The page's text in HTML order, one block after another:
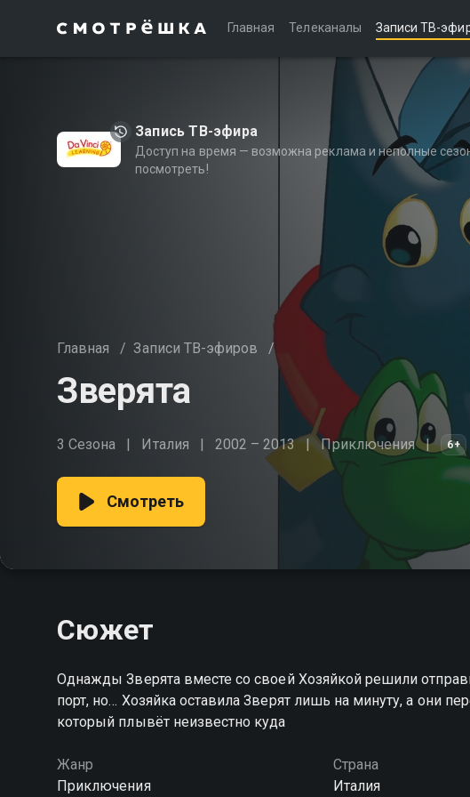
Главная Телеканалы Записи ТВ-
Запись ТВ-эфира
Доступ на время — возможна реклама и неполные
посмотреть!
Главная / Записи ТВ-эфиров /
Зверята
3 Сезона Италия 2002 – 2013 Приключения 6+
Смотреть
Сюжет
Однажды Зверята вместе со своей Хозяйкой решили
порт, но… Хозяйка оставила Зверят лишь на минуту, а они
который плывёт неизвестно куда
Жанр
Приключения
Страна
Италия